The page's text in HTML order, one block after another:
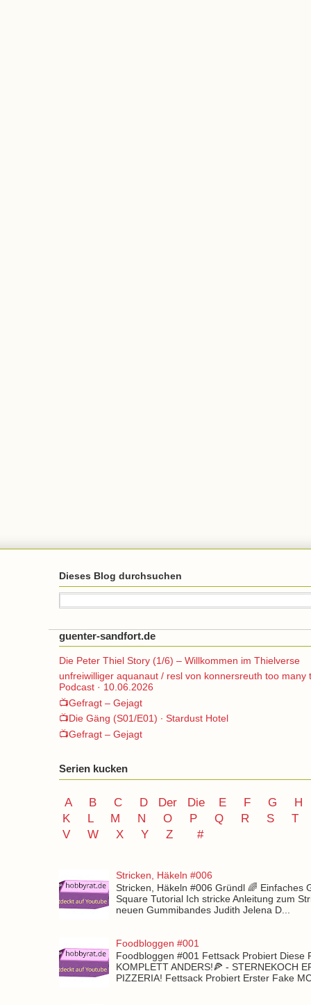
Dieses Blog durchsuchen
guenter-sandfort.de
Die Peter Thiel Story (1/6) – Willkommen im Thielverse
unfreiwilliger aquanaut / resl von konnersreuth too many
Podcast · 10.06.2026
📺Gefragt – Gejagt
📺Die Gäng (S01/E01) ∙ Stardust Hotel
📺Gefragt – Gejagt
Serien kucken
A B C D Der Die E F G
H
K
L M N O P Q R S
T
V
W X Y Z #
Stricken, Häkeln #006
Stricken, Häkeln #006 Gründl 🌈 Einfaches
Square Tutorial Ich stricke Anleitung zum
neuen Gummibandes Judith Jelena D...
Foodbloggen #001
Foodbloggen #001 Fettsack Probiert Diese
KOMPLETT ANDERS!🍕 - STERNEKOCH
PIZZERIA! Fettsack Probiert Erster Fake